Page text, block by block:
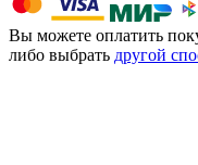
Вы можете оплатить
либо выбрать другой